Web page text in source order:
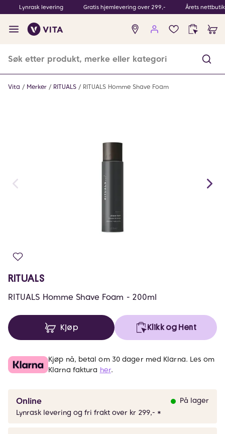
Lynrask levering Gratis hjemlevering over 299,- Årets
Ingen
produkter
Vita Merker RITUALS RITUALS Homme Shave Foam
RITUALS
RITUALS Homme Shave Foam - 200ml
Kjøp Klikk og Hent
Kjøp nå, betal om 30 dager med Klarna. Les om
Klarna faktura her.
Online
På lager
Lynrask levering og fri frakt over kr 299,- *